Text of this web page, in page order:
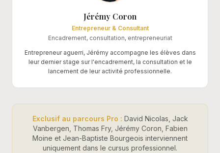
Jérémy Coron
Entrepreneur & Consultant
Encadrement, consultation, entrepreneuriat
Entrepreneur aguerri, Jérémy accompagne les élèves dans
leur dernier stage sur l'encadrement, la consultation et le
lancement de leur activité professionnelle.
Exclusif au parcours Pro : David Nicolas, Jack
Vanbergen, Thomas Fry, Jérémy Coron, Fabien
Moine et Jean-Baptiste Bourgeois interviennent
uniquement dans le cursus professionnel.